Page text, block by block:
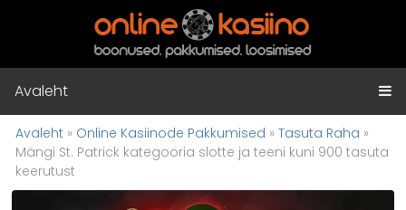
Avaleht
Avaleht » Online Kasiinode Pakkumised »Tasuta Raha »
Mängi St. Patrick kategooria slotte ja teeni kuni 900 tasuta
keerutust